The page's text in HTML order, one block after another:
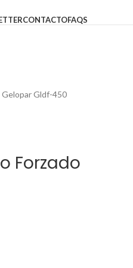
CONTACTOFAQS
Gelopar Gldf-450
Forzado